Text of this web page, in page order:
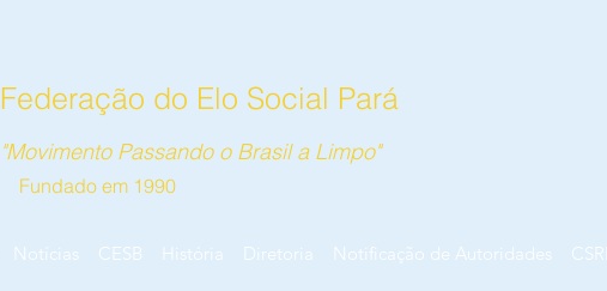
Federação do Elo Social Pará
"Movimento Passando o Brasil a Limpo"
Fundado em 1990
Notícias CESB História Diretoria Notificação de Autoridades